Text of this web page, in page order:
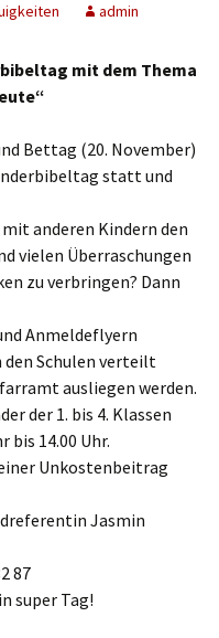
admin
mit dem Thema
Bettag (20. November)
statt und
anderen Kindern den
vielen Überraschungen
zu verbringen? Dann
Anmeldeflyern
Schulen verteilt
ausliegen werden.
der 1. bis 4. Klassen
bis 14.00 Uhr.
Unkostenbeitrag
Jasmin
87
super Tag!